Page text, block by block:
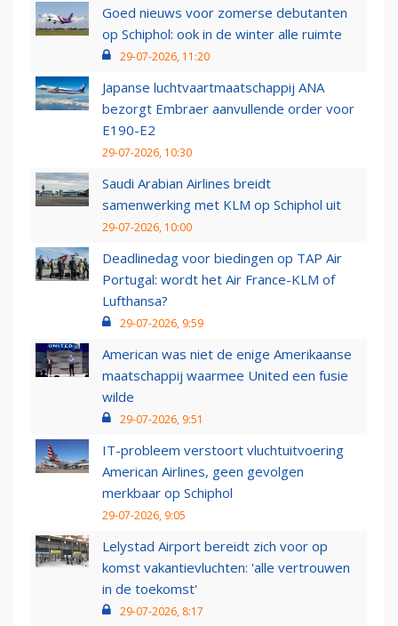
Goed nieuws voor zomerse debutanten
op Schiphol: ook in de winter alle ruimte
29-07-2026, 11:20
Japanse luchtvaartmaatschappij ANA
bezorgt Embraer aanvullende order voor
E190-E2
29-07-2026, 10:30
Saudi Arabian Airlines breidt
samenwerking met KLM op Schiphol uit
29-07-2026, 10:00
Deadlinedag voor biedingen op TAP Air
Portugal: wordt het Air France-KLM of
Lufthansa?
29-07-2026, 9:59
American was niet de enige Amerikaanse
maatschappij waarmee United een fusie
wilde
29-07-2026, 9:51
IT-probleem verstoort vluchtuitvoering
American Airlines, geen gevolgen
merkbaar op Schiphol
29-07-2026, 9:05
Lelystad Airport bereidt zich voor op
komst vakantievluchten: 'alle vertrouwen
in de toekomst'
29-07-2026, 8:17